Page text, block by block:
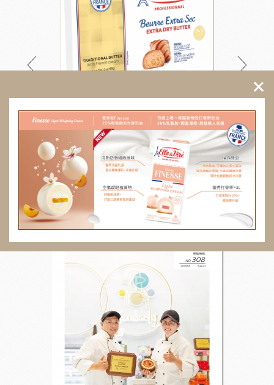
法國愛樂薇片裝發酵奶油84%(冬
乳製成)
． 桿皮時可頌片延展性穩定，可配合麵糰
軟硬度，厚薄均勻不易斷油。 ...